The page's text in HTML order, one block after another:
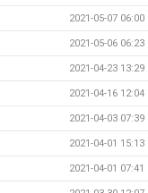
2021-05-07 06:00
2021-05-06 06:23
2021-04-23 13:29
2021-04-16 12:04
2021-04-03 07:39
2021-04-01 15:13
2021-04-01 07:41